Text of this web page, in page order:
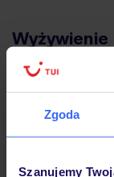
Zgoda
Szanujemy
Wyżywienie
Atrakcje